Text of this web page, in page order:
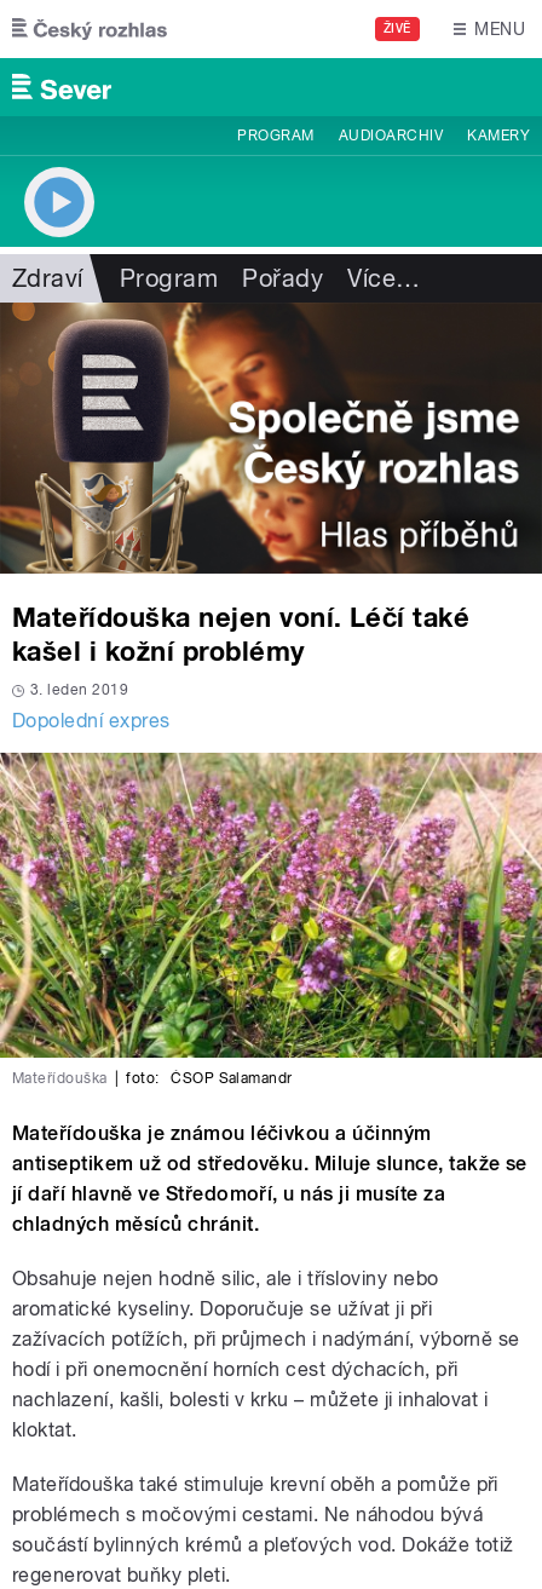
Přejít k hlavnímu obsahu
ŽIVĚ MENU
PROGRAM AUDIOARCHIV KAMERY
Zdraví Program Pořady Více…
Mateřídouška nejen voní. Léčí také
kašel i kožní problémy
3. leden 2019
Dopolední expres
Mateřídouška foto: ČSOP Salamandr
Mateřídouška je známou léčivkou a účinným
antiseptikem už od středověku. Miluje slunce, takže se
jí daří hlavně ve Středomoří, u nás ji musíte za
chladných měsíců chránit.
Obsahuje nejen hodně silic, ale i třísloviny nebo
aromatické kyseliny. Doporučuje se užívat ji při
zažívacích potížích, při průjmech i nadýmání, výborně se
hodí i při onemocnění horních cest dýchacích, při
nachlazení, kašli, bolesti v krku – můžete ji inhalovat i
kloktat.
Mateřídouška také stimuluje krevní oběh a pomůže při
problémech s močovými cestami. Ne náhodou bývá
součástí bylinných krémů a pleťových vod. Dokáže totiž
regenerovat buňky pleti.